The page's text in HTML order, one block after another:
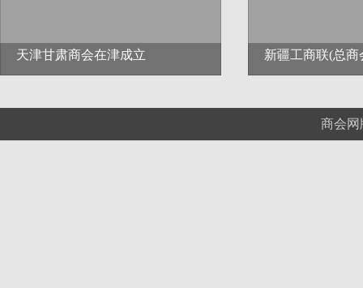
天津甘肃商会在津成立 新疆工商联(总商
商会网